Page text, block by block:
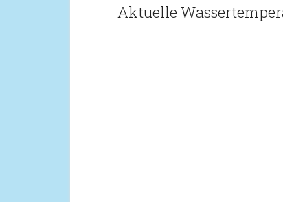
Aktuelle